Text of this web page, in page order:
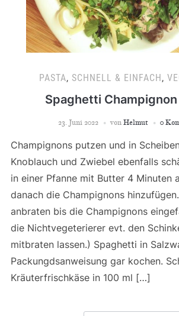
PASTA, SCHNELL & EINFACH,
Spaghetti
23. Juni 2022 von Helmut 0
Champignons putzen und in
Knoblauch und Zwiebel ebenfalls
in einer Pfanne mit Butter 4 Minuten
danach die Champignons
anbraten bis die Champignons
die Nichtvegeterierer evt. den
mitbraten lassen.) Spaghetti in
Packungdsanweisung gar kochen.
Kräuterfrischkäse in 100 ml […]